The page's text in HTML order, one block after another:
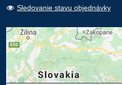
Sledovanie stavu objednávky